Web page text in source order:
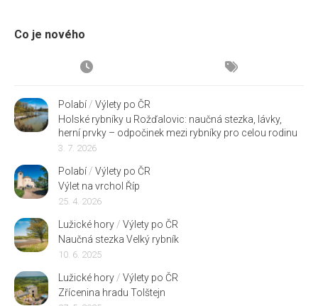
Co je nového
Polabí/ Výlety po ČR
Holské rybníky u Rožďalovic: naučná stezka, lávky,
herní prvky – odpočinek mezi rybníky pro celou rodinu
3. 7. 2026
Polabí/ Výlety po ČR
Výlet na vrchol Říp
25. 4. 2026
Lužické hory/ Výlety po ČR
Naučná stezka Velký rybník
10. 6. 2025
Lužické hory/ Výlety po ČR
Zřícenina hradu Tolštejn